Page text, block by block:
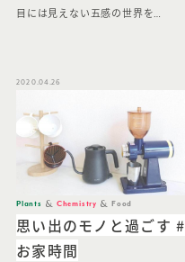
目には見えない五感の世界を…
Plants Chemistry Food
2020.04.26
思い出のモノと過ごす #
お家時間